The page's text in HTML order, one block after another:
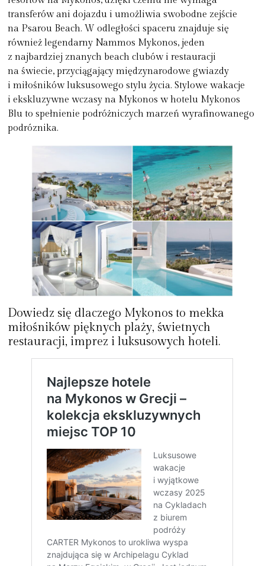
transferów ani dojazdu i umożliwia swobodne zejście
na Psarou Beach. W odległości spaceru znajduje się
również legendarny Nammos Mykonos, jeden
z najbardziej znanych beach clubów i restauracji
na świecie, przyciągający międzynarodowe gwiazdy
i miłośników luksusowego stylu życia. Stylowe wakacje
i ekskluzywne wczasy na Mykonos w hotelu Mykonos
Blu to spełnienie podróżniczych marzeń wyrafinowanego
podróznika.
Dowiedz się dlaczego Mykonos to mekka
miłośników pięknych plaży, świetnych
restauracji, imprez i luksusowych hoteli.